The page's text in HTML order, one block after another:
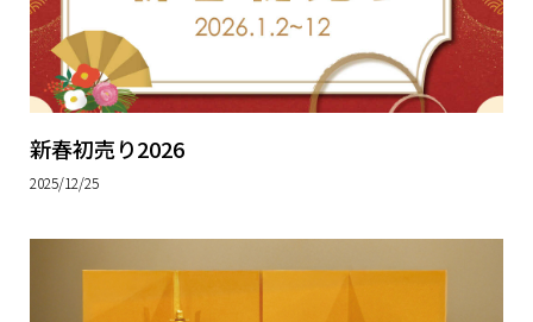
新春初売り2026
2025/12/25